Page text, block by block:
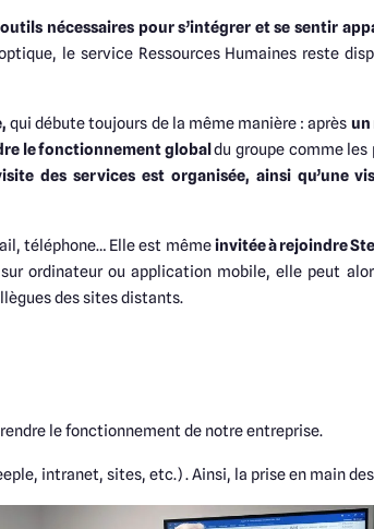
nécessaires pour s’intégrer et se sentir
le service Ressources Humaines reste
qui débute toujours de la même manière : après un
le fonctionnement globaldu groupe comme
des services est organisée, ainsi qu’une
téléphone… Elle est mêmeinvitée à rejoindre
ordinateur ou application mobile, elle peut
des sites distants.
le fonctionnement de notre entreprise.
intranet, sites, etc.) . Ainsi, la prise en main